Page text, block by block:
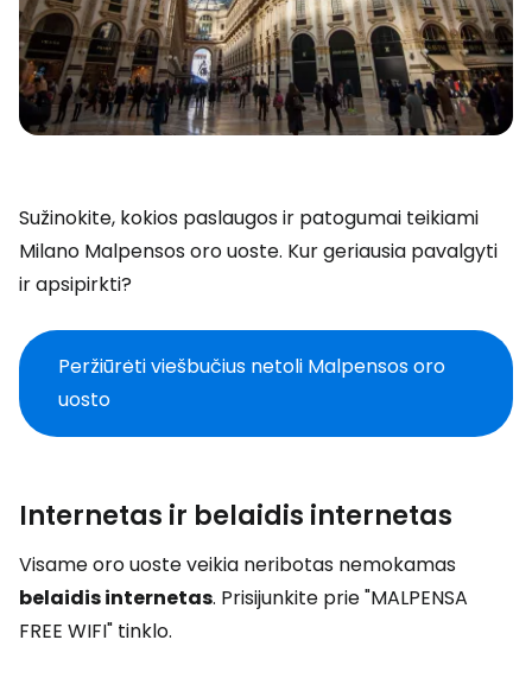
Sužinokite, kokios paslaugos ir patogumai teikiami
Milano Malpensos oro uoste. Kur geriausia pavalgyti
ir apsipirkti?
Peržiūrėti viešbučius netoli Malpensos oro
uosto
Internetas ir belaidis internetas
Visame oro uoste veikia neribotas nemokamas
belaidis internetas. Prisijunkite prie "MALPENSA
FREE WIFI" tinklo.